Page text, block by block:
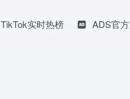
TikTok实时热榜 ADS官